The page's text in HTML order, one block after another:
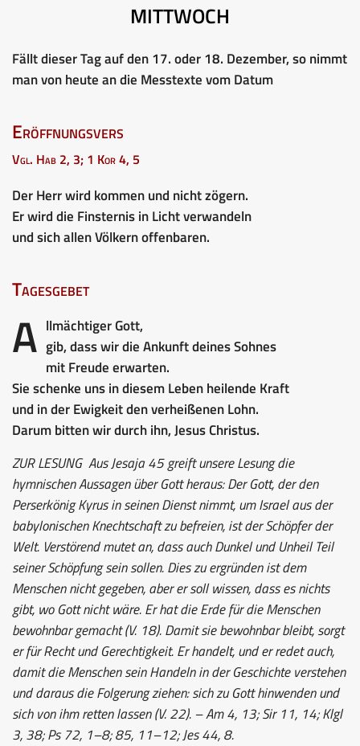
MITTWOCH
Fällt dieser Tag auf den 17. oder 18. Dezember, so nimmt
man von heute an die Messtexte vom Datum
Eröffnungsvers
Vgl. Hab 2, 3; 1 Kor 4, 5
Der Herr wird kommen und nicht zögern.
Er wird die Finsternis in Licht verwandeln
und sich allen Völkern offenbaren.
Tagesgebet
A llmächtiger Gott,
gib, dass wir die Ankunft deines Sohnes
mit Freude erwarten.
Sie schenke uns in diesem Leben heilende Kraft
und in der Ewigkeit den verheißenen Lohn.
Darum bitten wir durch ihn, Jesus Christus.
ZUR LESUNGAus Jesaja 45 greift unsere Lesung die
hymnischen Aussagen über Gott heraus: Der Gott, der den
Perserkönig Kyrus in seinen Dienst nimmt, um Israel aus der
babylonischen Knechtschaft zu befreien, ist der Schöpfer der
Welt. Verstörend mutet an, dass auch Dunkel und Unheil Teil
seiner Schöpfung sein sollen. Dies zu ergründen ist dem
Menschen nicht gegeben, aber er soll wissen, dass es nichts
gibt, wo Gott nicht wäre. Er hat die Erde für die Menschen
bewohnbar gemacht (V. 18). Damit sie bewohnbar bleibt, sorgt
er für Recht und Gerechtigkeit. Er handelt, und er redet auch,
damit die Menschen sein Handeln in der Geschichte verstehen
und daraus die Folgerung ziehen: sich zu Gott hinwenden und
sich von ihm retten lassen (V. 22). – Am 4, 13; Sir 11, 14; Klgl
3, 38; Ps 72, 1–8; 85, 11–12; Jes 44, 8.